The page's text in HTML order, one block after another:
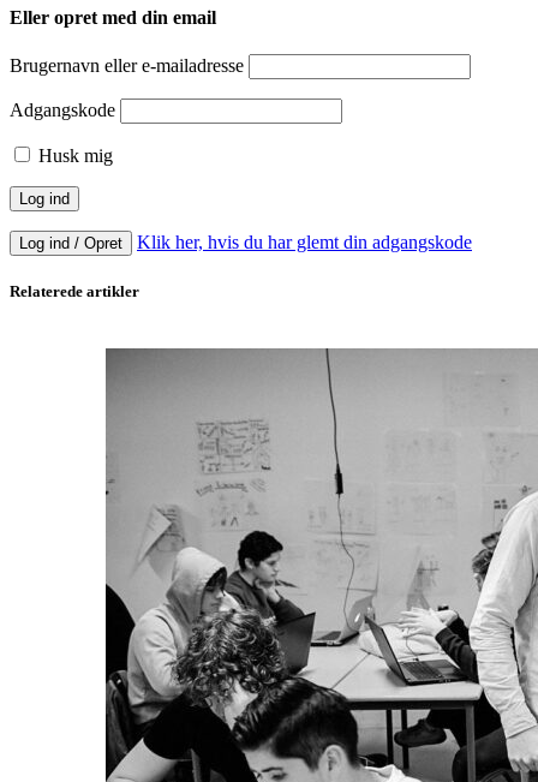
Eller opret med din email
Brugernavn eller e-mailadresse
Adgangskode
Husk mig
Log ind / Opret Klik her, hvis du har glemt din adgangskode
Relaterede artikler